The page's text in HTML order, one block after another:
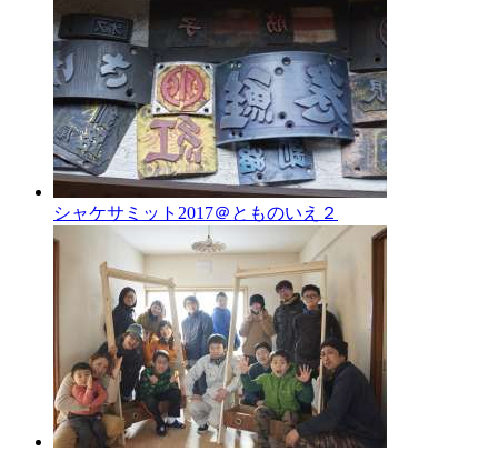
シャケサミット2017＠とものいえ２